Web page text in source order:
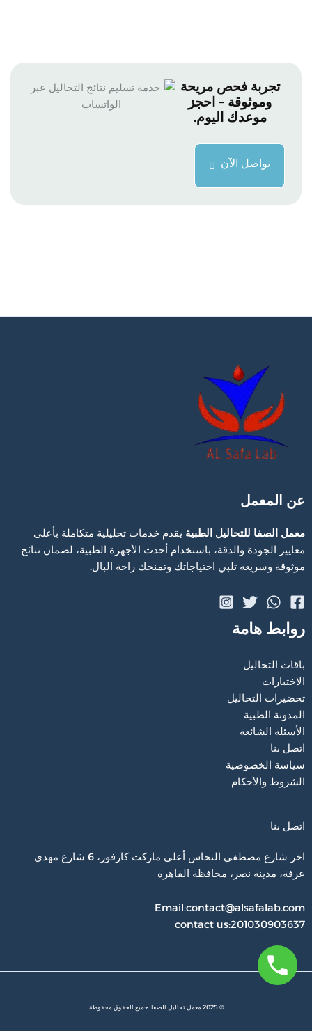
تجربة فحص مريحة
وموثوقة – احجز
موعدك اليوم.
تواصل الآن
عن المعمل
معمل الصفا للتحاليل الطبية يقدم خدمات تحليلية متكاملة بأعلى
معايير الجودة والدقة، باستخدام أحدث الأجهزة الطبية، لضمان نتائج
موثوقة وسريعة تلبي احتياجاتك وتمنحك راحة البال.
روابط هامة
باقات التحاليل
الاختبارات
تحضيرات التحاليل
المدونة الطبية
الأسئلة الشائعة
اتصل بنا
سياسة الخصوصية
الشروط والأحكام
اتصل بنا
اخر شارع مصطفي النحاس أعلى ماركت كارفور، 6 شارع مهدي
عرفة، مدينة نصر، محافظة القاهرة‬
Email:contact@alsafalab.com
contact us:201030903637
© 2025 معمل تحاليل الصفا. جميع الحقوق محفوظة.